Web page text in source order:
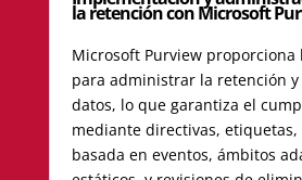
la retención con Microsoft
Microsoft Purview proporciona
para administrar la retención
datos, lo que garantiza el
mediante directivas,
basada en eventos, ámbitos